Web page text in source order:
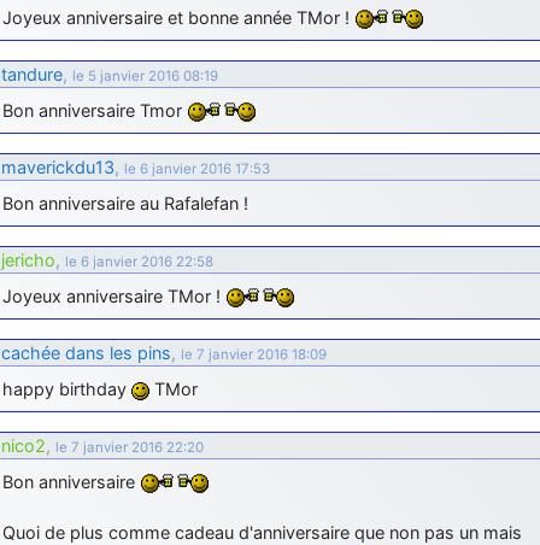
Joyeux anniversaire et bonne année TMor !
tandure, le 5 janvier 2016 08:19
Bon anniversaire Tmor
maverickdu13, le 6 janvier 2016 17:53
Bon anniversaire au Rafalefan !
jericho, le 6 janvier 2016 22:58
Joyeux anniversaire TMor !
cachée dans les pins, le 7 janvier 2016 18:09
happy birthday TMor
nico2, le 7 janvier 2016 22:20
Bon anniversaire
Quoi de plus comme cadeau d'anniversaire que non pas un mais